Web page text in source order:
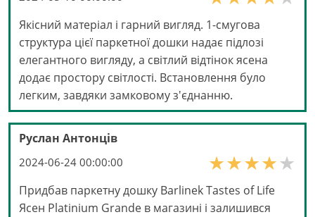
Якісний матеріал і гарний вигляд. 1-смугова
структура цієї паркетної дошки надає підлозі
елегантного вигляду, а світлий відтінок ясена
додає простору світлості. Встановлення було
легким, завдяки замковому з'єднанню.
Руслан Антонців
2024-06-24 00:00:00
Придбав паркетну дошку Barlinek Tastes of Life
Ясен Platinium Grande в магазині і залишився